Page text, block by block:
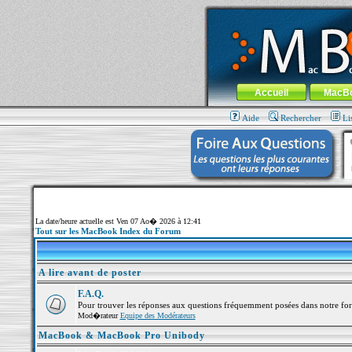
MacBook-fr.com : 100% Apple... 100%
Aller au contenu-Aller au menu
Menu général
Accueil
Aide Rechercher
La date/heure actuelle est Ven 07 Ao� 2026 à 12:41
Tout sur les MacBook Index du Forum
A lire avant de poster
F.A.Q.
Pour trouver les réponses aux questions fréquemment posées dans notre
Mod�rateurEquipe des Modérateurs
MacBook & MacBook Pro Unibody